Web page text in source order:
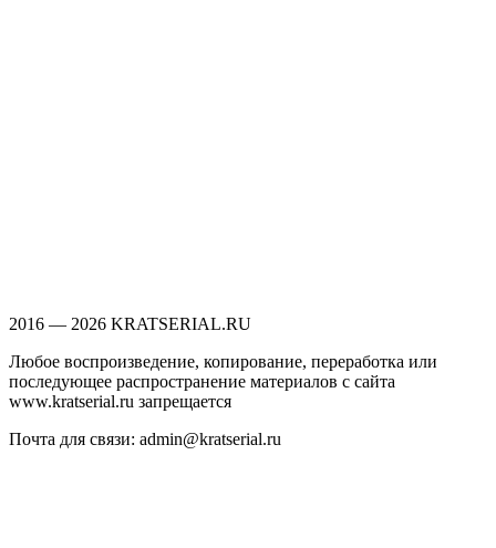
2016 — 2026 KRATSERIAL.RU
Любое воспроизведение, копирование, переработка или
последующее распространение материалов с сайта
www.kratserial.ru запрещается
Почта для связи: admin@kratserial.ru